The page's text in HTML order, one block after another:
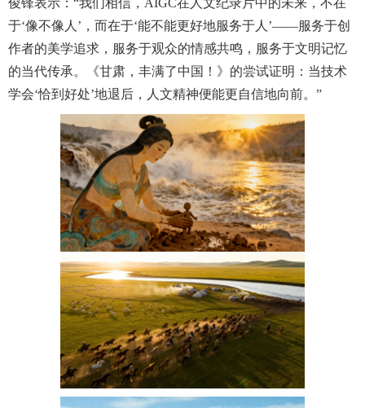
俊锋表示：“我们相信，AIGC在人文纪录片中的未来，不在
于‘像不像人’，而在于‘能不能更好地服务于人’——服务于创
作者的美学追求，服务于观众的情感共鸣，服务于文明记忆
的当代传承。《甘肃，丰满了中国！》的尝试证明：当技术
学会‘恰到好处’地退后，人文精神便能更自信地向前。”